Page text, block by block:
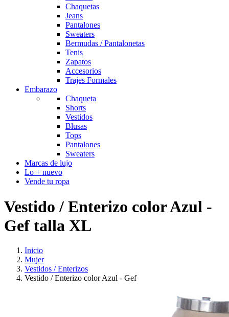
Chaquetas
Jeans
Pantalones
Sweaters
Bermudas / Pantalonetas
Tenis
Zapatos
Accesorios
Trajes Formales
Embarazo
Chaqueta
Shorts
Vestidos
Blusas
Tops
Pantalones
Sweaters
Marcas de lujo
Lo + nuevo
Vende tu ropa
Vestido / Enterizo color Azul -
Gef talla XL
Inicio
Mujer
Vestidos / Enterizos
Vestido / Enterizo color Azul - Gef